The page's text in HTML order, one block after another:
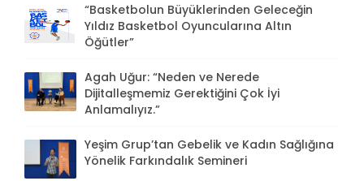
“Basketbolun Büyüklerinden Geleceğin
Yıldız Basketbol Oyuncularına Altın
Öğütler”
Agah Uğur: “Neden ve Nerede
Dijitalleşmemiz Gerektiğini Çok İyi
Anlamalıyız.”
Yeşim Grup’tan Gebelik ve Kadın Sağlığına
Yönelik Farkındalık Semineri